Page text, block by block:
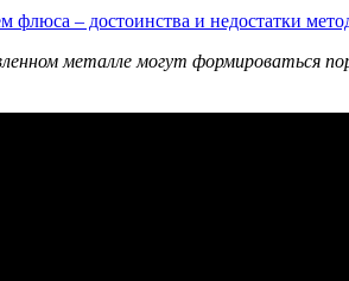
металле могут формироваться